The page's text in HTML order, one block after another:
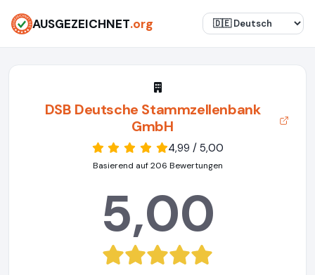
AUSGEZEICHNET.org
DSB Deutsche Stammzellenbank
GmbH
4,99 / 5,00
Basierend auf 206 Bewertungen
5,00